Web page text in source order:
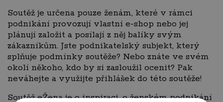
Soutěž je určena pouze ženám, které v rámci
podnikání provozují vlastní e-shop nebo jej
plánují založit a posílají z něj balíky svým
zákazníkům. Jste podnikatelský subjekt, který
splňuje podmínky soutěže? Nebo znáte ve svém
okolí někoho, kdo by si zasloužil ocenit? Pak
neváhejte a využijte přihlášek do této soutěže!
Soutěž eŽena je o inspiraci, o ženském podnikání